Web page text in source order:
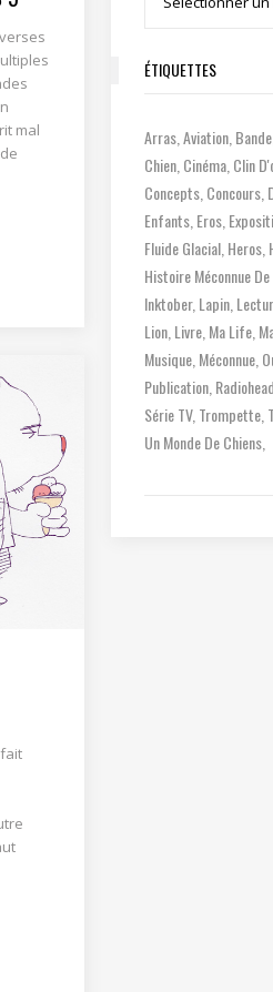
mal
ÉTIQUETTES
Arras Aviation Bande
Chien Cinéma Clin
Concepts Concours
Enfants Eros
Fluide Glacial Heros
Histoire Méconnue
Inktober Lapin
Lion Livre Ma Life
Musique Méconnue
Publication Radiohead
Série TV Trompette
Un Monde De Chiens